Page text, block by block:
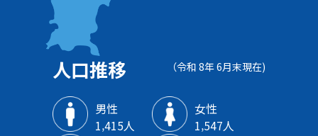
人口推移 （令和 8年 6月末現在)
男性
1‚415人
女性
1‚547人